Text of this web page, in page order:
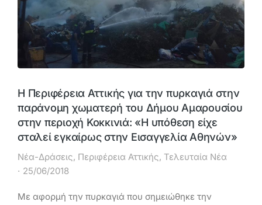
Η Περιφέρεια Αττικής για την πυρκαγιά στην
παράνομη χωματερή του Δήμου Αμαρουσίου
στην περιοχή Κοκκινιά: «Η υπόθεση είχε
σταλεί εγκαίρως στην Εισαγγελία Αθηνών»
Νέα-Δράσεις, Περιφέρεια Αττικής, Τελευταία Νέα
25/06/2018
Με αφορμή την πυρκαγιά που σημειώθηκε την